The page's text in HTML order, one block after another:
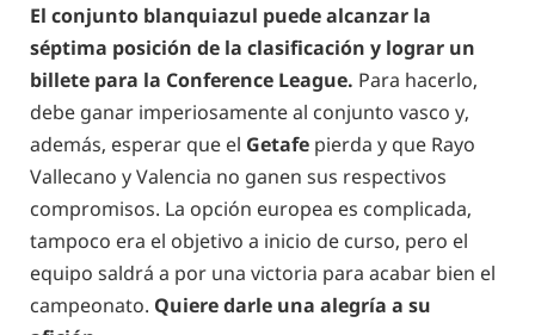
El conjunto blanquiazul puede alcanzar la
séptima posición de la clasificación y lograr un
billete para la Conference League. Para hacerlo,
debe ganar imperiosamente al conjunto vasco y,
además, esperar que el Getafe pierda y que Rayo
Vallecano y Valencia no ganen sus respectivos
compromisos. La opción europea es complicada,
tampoco era el objetivo a inicio de curso, pero el
equipo saldrá a por una victoria para acabar bien el
campeonato. Quiere darle una alegría a su